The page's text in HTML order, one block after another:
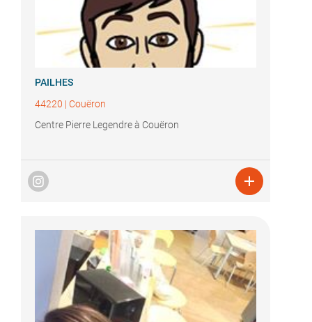
PAILHES
44220 | Couëron
Centre Pierre Legendre à Couëron
